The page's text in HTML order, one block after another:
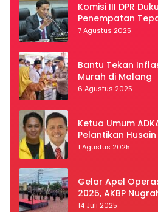
Komisi III DPR
Penempatan
7 Agustus 2025
Bantu Tekan
Murah di Malang
6 Agustus 2025
Ketua Umum
Pelantikan Husain
Luwu Utara
1 Agustus 2025
Gelar Apel
2025, AKBP
Kedisiplinan dan
14 Juli 2025